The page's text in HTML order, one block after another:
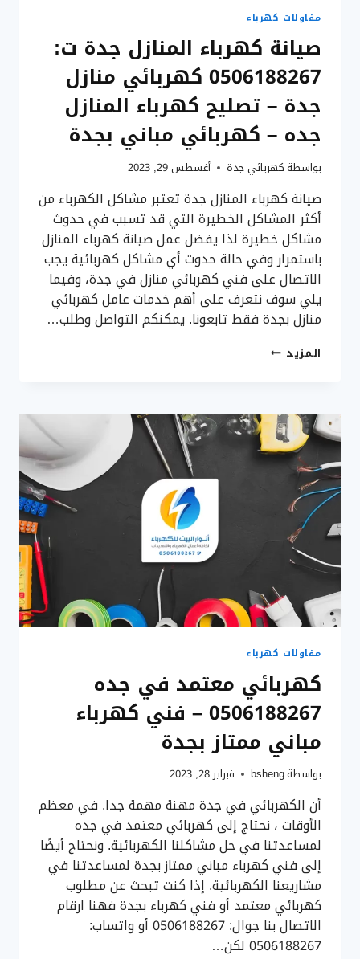
مقاولات كهرباء
صيانة كهرباء المنازل جدة ت:
0506188267 كهربائي منازل
جدة – تصليح كهرباء المنازل
جده – كهربائي مباني بجدة
بواسطة كهربائي جدة أغسطس 29, 2023
صيانة كهرباء المنازل جدة تعتبر مشاكل الكهرباء من
أكثر المشاكل الخطيرة التي قد تسبب في حدوث
مشاكل خطيرة لذا يفضل عمل صيانة كهرباء المنازل
باستمرار وفي حالة حدوث أي مشاكل كهربائية يجب
الاتصال على فني كهربائي منازل في جدة، وفيما
يلي سوف نتعرف على أهم خدمات عامل كهربائي
منازل بجدة فقط تابعونا. يمكنكم التواصل وطلب…
المزيد صيانة
ت:
0506188267
كهربائي
منازل
المنازل
كهربائي
مباني
بجدة
مقاولات كهرباء
كهربائي معتمد في جده
0506188267 – فني كهرباء
مباني ممتاز بجدة
بواسطةbsheng فبراير 28, 2023
أن الكهربائي في جدة مهنة مهمة جدا. في معظم
الأوقات ، نحتاج إلى كهربائي معتمد في جده
لمساعدتنا في حل مشاكلنا الكهربائية. ونحتاج أيضًا
إلى فني كهرباء مباني ممتاز بجدة لمساعدتنا في
مشاريعنا الكهربائية. إذا كنت تبحث عن مطلوب
كهربائي معتمد أو فني كهرباء بجدة فهنا ارقام
الاتصال بنا جوال: 0506188267 أو واتساب:
0506188267 لكن…